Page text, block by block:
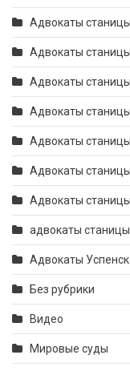
Адвокаты
Адвокаты
Адвокаты
Адвокаты
Адвокаты
Адвокаты
Адвокаты
адвокаты
Адвокаты
Без рубрики
Видео
Мировые суды